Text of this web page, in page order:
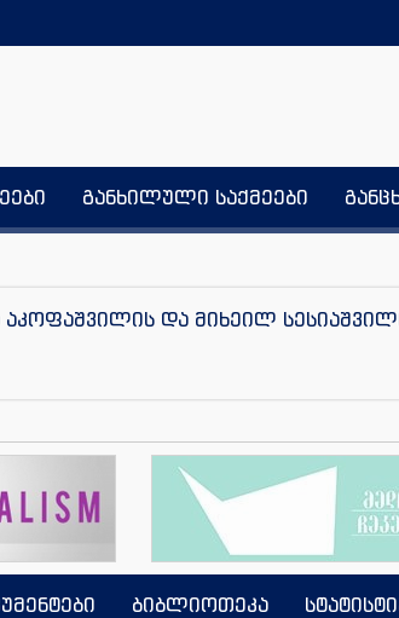
განხილული საქმეები
აკოფაშვილის და მიხეილ
ბიბლიოთეკა